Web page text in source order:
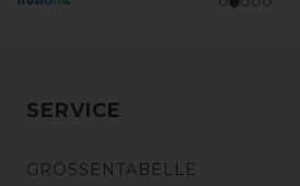
SERVICE
GRÖSSENTABELLE